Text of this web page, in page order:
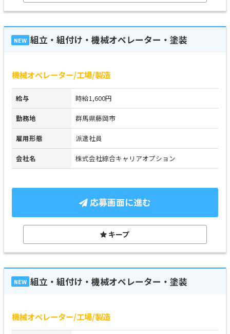
NEW 組立・組付け・機械オペレーター・塗装
機械オペレーター/工場/製造
給与 時給1,600円
勤務地 群馬県藤岡市
雇用形態 派遣社員
会社名 株式会社綜合キャリアオプション
応募画面に進む
キープ
NEW 組立・組付け・機械オペレーター・塗装
機械オペレーター/工場/製造